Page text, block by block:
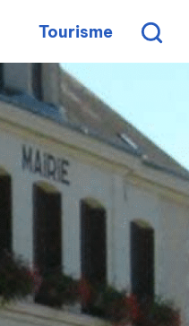
Tourisme